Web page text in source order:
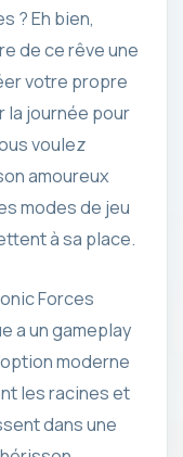
? Eh bien,
de ce rêve une
votre propre
la journée pour
voulez
amoureux
modes de jeu
à sa place.
Forces
a un gameplay
moderne
les racines et
dans une